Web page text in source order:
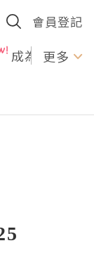
會員登記
成為U更多